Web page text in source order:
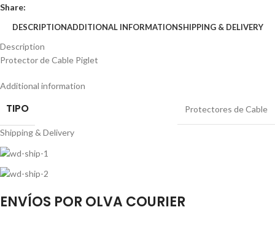
Share:
DESCRIPTIONADDITIONAL INFORMATIONSHIPPING & DELIVERY
Description
Protector de Cable Piglet
Additional information
TIPO Protectores de Cable
Shipping & Delivery
ENVÍOS POR OLVA COURIER